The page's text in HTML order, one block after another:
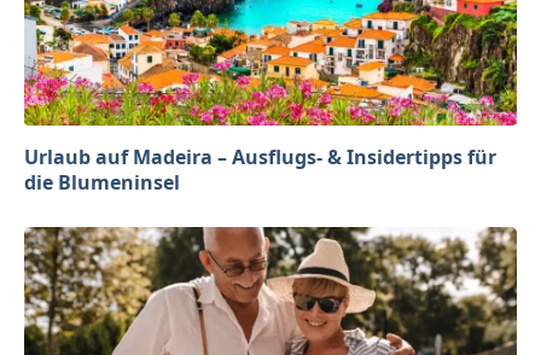
Urlaub auf Madeira – Ausflugs- & Insidertipps für
die Blumeninsel